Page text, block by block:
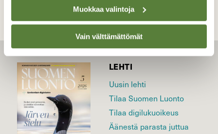
Muokkaa valintoja
Vain välttämättömät
LEHTI
Uusin lehti
Tilaa Suomen Luonto
Tilaa digilukuoikeus
Äänestä parasta juttua